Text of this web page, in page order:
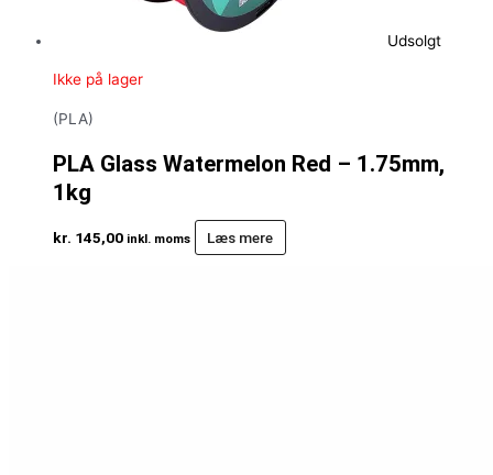
Udsolgt
Ikke på lager
(PLA)
PLA Glass Watermelon Red – 1.75mm,
1kg
kr. 145,00 inkl. moms Læs mere